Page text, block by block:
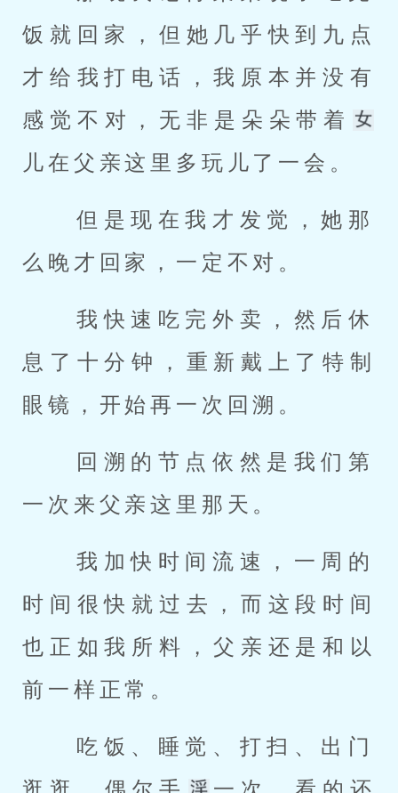
饭就回家，但她几乎快到九点
才给我打电话，我原本并没有
感觉不对，无非是朵朵带着
儿在父亲这里多玩儿了一会。
么晚才回家，一定不对。
息了十分钟，重新戴上了特制
眼镜，开始再一次回溯。
一次来父亲这里那天。
时间很快就过去，而这段时间
也正如我所料，父亲还是和以
前一样正常。